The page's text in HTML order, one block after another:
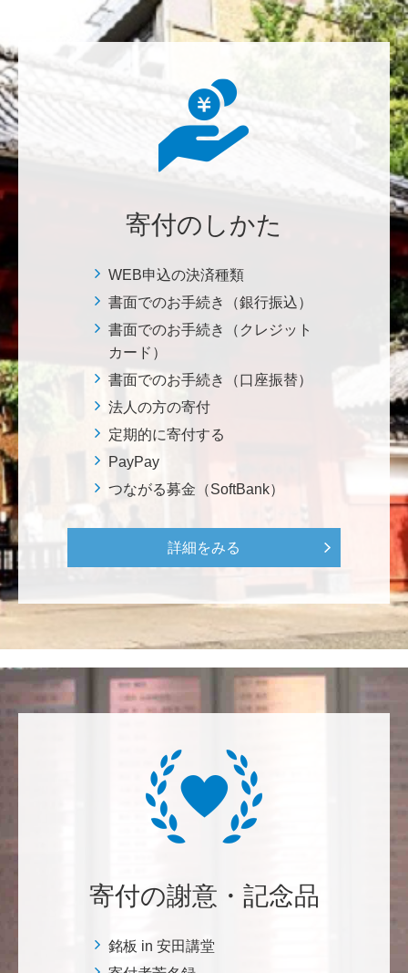
増田 尚久
ます。 <東京大学附属図書館支援プロジェクト>
植物は、実は植物同士全世界の植物で繋がっている。
る。 植物、素晴らしい。 世界の学会でも、子供たち
い。 後世、子供たちにも、３千年後も
美味しいお寿司、刺身、美味しい魚、美味しい日本
米、酢飯 世界中の人々の舌を魅了している これから
も未来永劫 美味しいお寿司、刺身、日本米を子供た
ち、孫たち、子々孫々へ <国際水産研究教育基金>
イタリアと日本が協力して頑張っている壮大な発掘調
す。募金することにより、私自身も参加しているよう
な気持ちです。 <ソンマ・ヴェスヴィアーナ発掘調査
株式会社Ｌｅｇａｌｓｃａｐｅ
ろから始まりました。この社会でますますコンピュー
タ科学の力が発揮されるよう祈念して、支援いたしま
微力ながら後輩のみなさんのご活躍を期待してます！
<ラクロス部>
田畑 和樹
寄付のしかた
WEB申込の決済種類
書面でのお手続き（銀行振込）
書面でのお手続き（クレジット
カード）
書面でのお手続き（口座振替）
法人の方の寄付
定期的に寄付する
PayPay
つながる募金（SoftBank）
詳細をみる
寄付の謝意・記念品
銘板 in 安田講堂